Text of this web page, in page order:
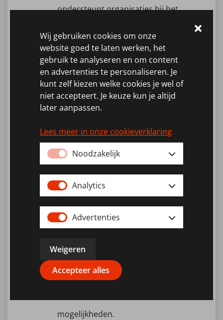
ondersteunt organisaties bij het
duurzaamheidsrapporten en
het communiceren van hun
prestaties aan
belanghebbenden.
Onderzoek en innovatie
blijft op de hoogte van de
nieuwste ontwikkelingen en
duurzaamheid. Je voert
onderzoek uit naar innovatieve
technologieën, beste praktijken
duurzaamheidskwesties om
organisaties te helpen bij het
mogelijkheden.
Wij gebruiken cookies om onze
website goed te laten werken, het
gebruik te analyseren en om content
en advertenties te personaliseren. Je
kunt zelf kiezen welke cookies je wel of
niet accepteert. Je keuze kun je altijd
later aanpassen.
Lees meer in onze cookieverklaring
Noodzakelijk
Analytics
Advertenties
Weigeren
Accepteer alles